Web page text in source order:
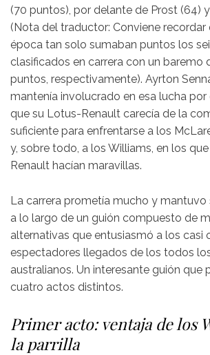
(70 puntos), por delante de Prost (64)
(Nota del traductor: Conviene recordar
época tan solo sumaban puntos los
clasificados en carrera con un baremo
puntos, respectivamente). Ayrton
mantenía involucrado en esa lucha
que su Lotus-Renault carecía de la
suficiente para enfrentarse a los
y, sobre todo, a los Williams, en los
Renault hacían maravillas.
La carrera prometía mucho y mantuvo
a lo largo de un guión compuesto de
alternativas que entusiasmó a los casi
espectadores llegados de los todos
australianos. Un interesante guión que
cuatro actos distintos.
Primer acto: ventaja de los
la parrilla